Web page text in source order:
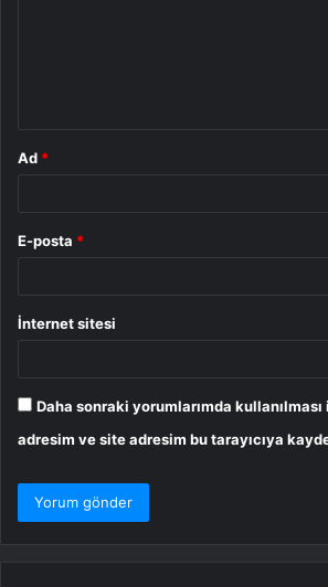
Ad *
E-posta *
İnternet sitesi
Daha sonraki yorumlarımda
adresim ve site adresim bu tarayıcıya